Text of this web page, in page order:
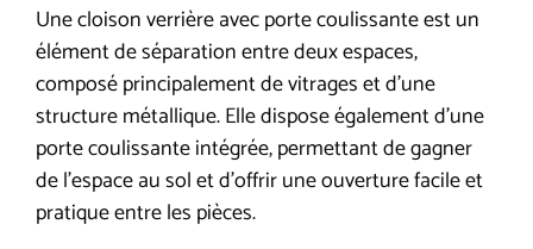
Une cloison verrière avec porte coulissante est un
élément de séparation entre deux espaces,
composé principalement de vitrages et d’une
structure métallique. Elle dispose également d’une
porte coulissante intégrée, permettant de gagner
de l’espace au sol et d’offrir une ouverture facile et
pratique entre les pièces.